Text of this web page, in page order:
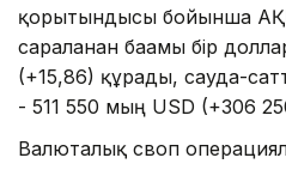
қорытындысы бойынша
сараланған бағамы бір
(+15,86) құрады, сауда-
- 511 550 мың USD (+306
Валюталық своп